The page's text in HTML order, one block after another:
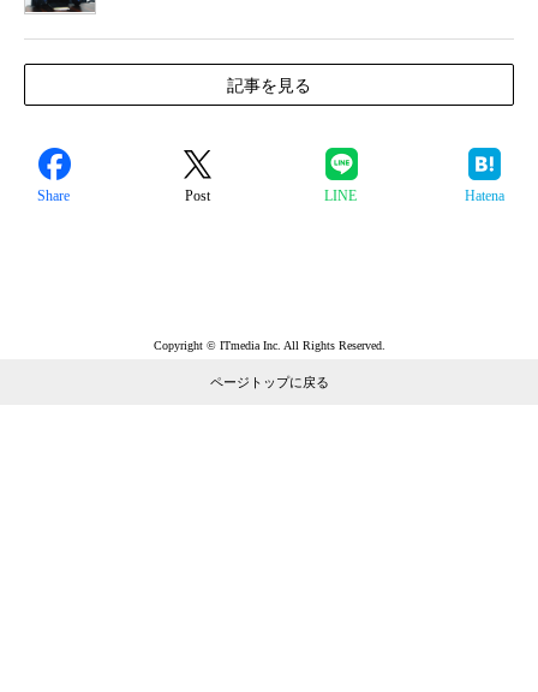
記事を見る
Share Post LINE Hatena
Copyright © ITmedia Inc. All Rights Reserved.
ページトップに戻る